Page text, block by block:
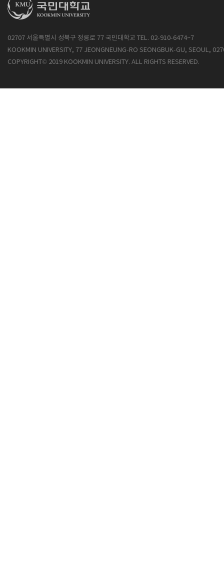
02707 서울특별시 성북구 정릉로 77 국민대학교 TEL. 02-910-6474~7
KOOKMIN UNIVERSITY, 77 JEONGNEUNG-RO SEONGBUK-GU, SEOUL,
COPYRIGHT© 2019 KOOKMIN UNIVERSITY. ALL RIGHTS RESERVED.